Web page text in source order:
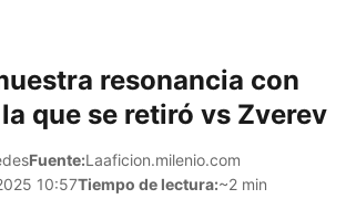
resonancia con
que se retiró vs Zverev
Fuente:Laaficion.milenio.com
10:57Tiempo de lectura:~2 min